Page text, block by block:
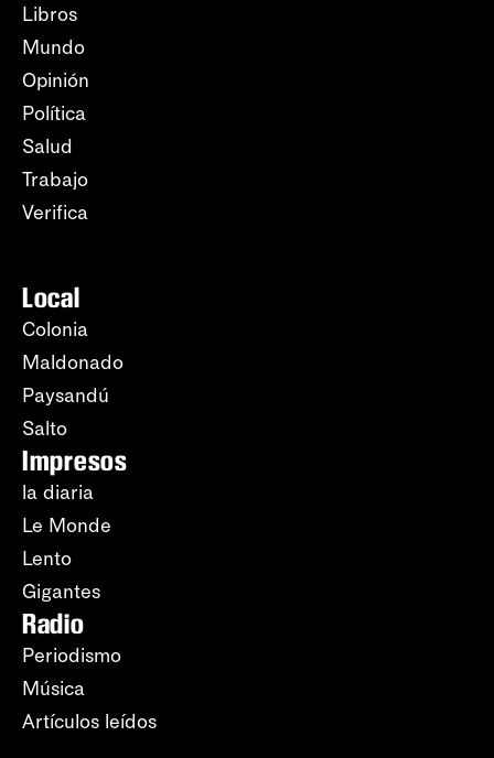
Libros
Mundo
Opinión
Política
Salud
Trabajo
Verifica
Local
Colonia
Maldonado
Paysandú
Salto
Impresos
la diaria
Le Monde
Lento
Gigantes
Radio
Periodismo
Música
Artículos leídos